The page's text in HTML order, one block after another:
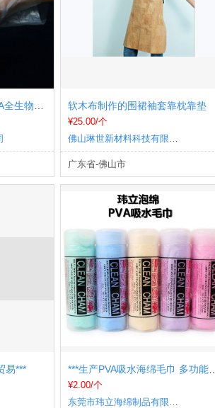
软木布制作的围裙袖套靠枕靠垫
¥25.00/个
佛山琳世新材料科技有限公司
广东省-佛山市
易***
¥2.00/个
东莞市玮立海绵制品有限公司